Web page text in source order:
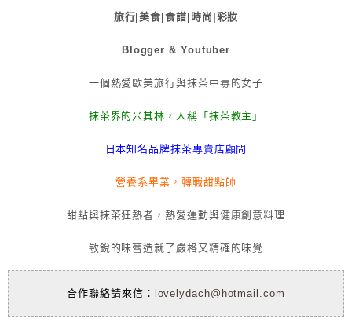
旅行|美食|食譜|時尚|彩妝
Blogger & Youtuber
一個熱愛歐美旅行與抹茶中毒的女子
抹茶界的米其林，人稱「抹茶教主」
日本知名品牌抹茶專賣店顧問
營養系畢業，轉職甜點師
甜點與抹茶狂熱者，熱愛運動與健康創意料理
敏銳的味蕾造就了嚴格又精確的味覺
合作聯絡請來信： lovelydach@hotmail.com